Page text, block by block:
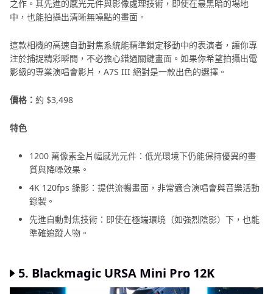
之作。其先進的感光元件與影像處理技術，即使在最黑暗的場地
中，也能拍攝出清晰無噪點的畫面。
這款相機的高速自動對焦系統能精準鎖定移動中的表演者，讓你專
注於捕捉精彩瞬間，不必擔心錯過關鍵畫面。如果你希望拍攝出電
影級的專業演唱會影片，A7S III 絕對是一款出色的選擇。
價格： 約 $3,498
特色
1200 萬像素全片幅感光元件：低光環境下仍能保持優異的畫
質與降噪效果。
4K 120fps 錄影：提供流暢畫面，非常適合演唱會與音樂活動
錄製。
先進自動對焦技術：即使在極端環境（如強烈陰影）下，也能
準確追蹤人物。
5. Blackmagic URSA Mini Pro 12K